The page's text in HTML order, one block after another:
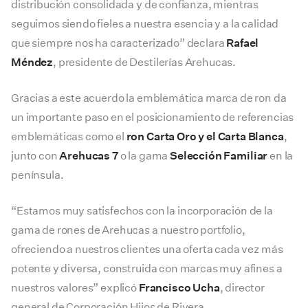
distribución consolidada y de confianza, mientras
seguimos siendo fieles a nuestra esencia y a la calidad
que siempre nos ha caracterizado” declara Rafael
Méndez, presidente de Destilerías Arehucas.
Gracias a este acuerdo la emblemática marca de ron da
un importante paso en el posicionamiento de referencias
emblemáticas como el ron Carta Oro y el Carta Blanca,
junto conArehucas 7o la gamaSelección Familiar en la
península.
“Estamos muy satisfechos con la incorporación de la
gama de rones de Arehucas a nuestro portfolio,
ofreciendo a nuestros clientes una oferta cada vez más
potente y diversa, construida con marcas muy afines a
nuestros valores” explicó Francisco Ucha, director